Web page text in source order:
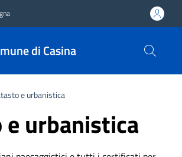
di Casina
e urbanistica
e urbanistica